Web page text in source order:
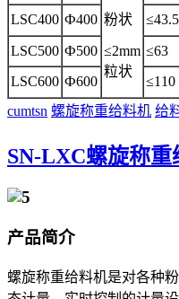
粉状
≤2mm
粒状
LSC400 Ф400 ≤43.5
LSC500 Ф500 ≤63
LSC600 Ф600 ≤110
cumtsn 螺旋称重给料机 给
SN-LXC螺旋称重
产品简介
螺旋称重给料机是对各种